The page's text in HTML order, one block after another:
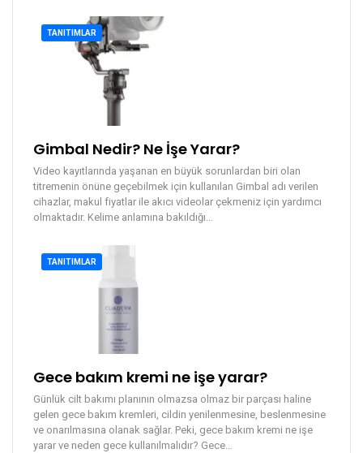
TANITIMLAR
Gimbal Nedir? Ne İşe Yarar?
Video kayıtlarında yaşanan en büyük sorunlardan biri olan
titremenin önüne geçebilmek için kullanılan Gimbal adı verilen
cihazlar, makul fiyatlar ile akıcı videolar çekmeniz için yardımcı
olmaktadır. Kelime anlamına bakıldığı
TANITIMLAR
Gece bakım kremi ne işe yarar?
Günlük cilt bakımı planının olmazsa olmaz bir parçası haline
gelen gece bakım kremleri, cildin yenilenmesine, beslenmesine
ve onarılmasına olanak sağlar. Peki, gece bakım kremi ne işe
yarar ve neden gece kullanılmalıdır? Gece…